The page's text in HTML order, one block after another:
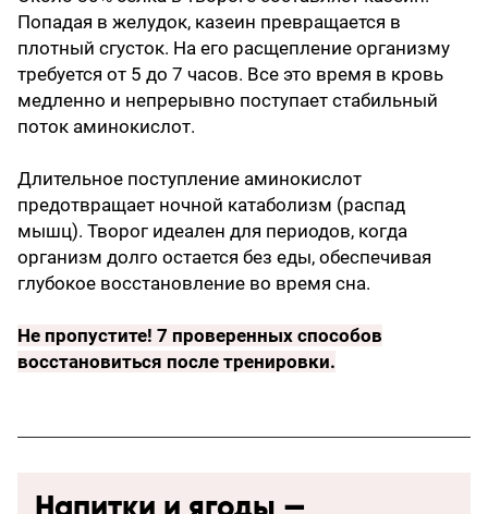
Попадая в желудок, казеин превращается в
плотный сгусток. На его расщепление организму
требуется от 5 до 7 часов. Все это время в кровь
медленно и непрерывно поступает стабильный
поток аминокислот.
Длительное поступление аминокислот
предотвращает ночной катаболизм (распад
мышц). Творог идеален для периодов, когда
организм долго остается без еды, обеспечивая
глубокое восстановление во время сна.
Не пропустите! 7 проверенных способов
восстановиться после тренировки.